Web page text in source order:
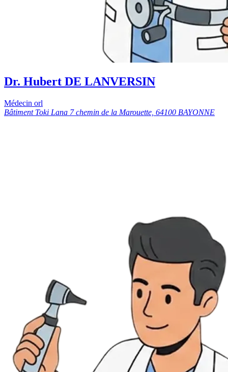
Dr. Hubert DE LANVERSIN
Médecin orl
Bâtiment Toki Lana 7 chemin de la Marouette, 64100 BAYONNE